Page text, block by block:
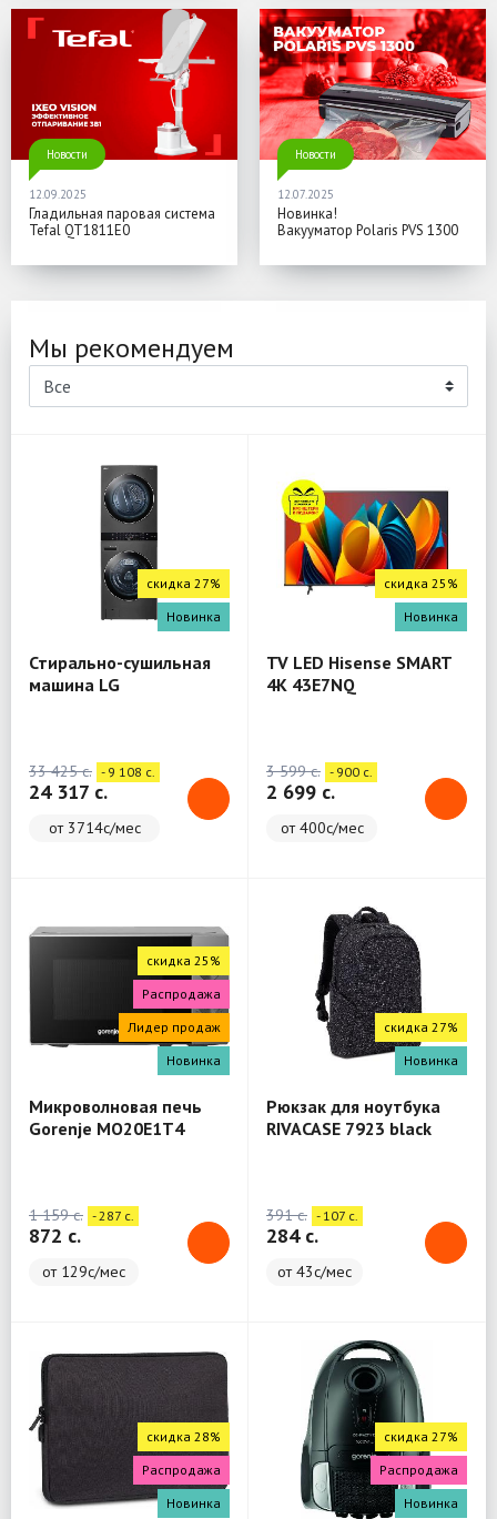
Новости
12.09.2025
Гладильная паровая система
Tefal QT1811E0
Новости
12.07.2025
Новинка!
Вакууматор Polaris PVS 1300
Мы рекомендуем
скидка 27%
Новинка
Стирально-сушильная
машина LG
33 425 c. - 9 108 c.
24 317 c.
от 3714с/мес
скидка 25%
Новинка
TV LED Hisense SMART
4K 43E7NQ
3 599 c. - 900 c.
2 699 c.
от 400с/мес
скидка 25%
Распродажа
Лидер продаж
Новинка
Микроволновая печь
Gorenje MO20E1T4
1 159 c. - 287 c.
872 c.
от 129с/мес
скидка 27%
Новинка
Рюкзак для ноутбука
RIVACASE 7923 black
391 c. - 107 c.
284 c.
от 43с/мес
скидка 28%
Распродажа
Новинка
скидка 27%
Распродажа
Новинка